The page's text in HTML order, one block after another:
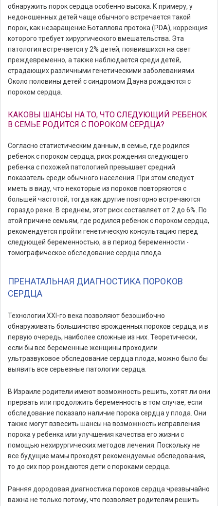
обнаружить порок сердца особенно высока. К примеру, у
недоношенных детей чаще обычного встречается такой
порок, как незаращение Боталлова протока (PDA), коррекция
которого требует хирургического вмешательства. Эта
патология встречается у 2% детей, появившихся на свет
преждевременно, а также наблюдается среди детей,
страдающих различными генетическими заболеваниями.
Около половины детей с синдромом Дауна рождаются с
пороком сердца.
КАКОВЫ ШАНСЫ НА ТО, ЧТО СЛЕДУЮЩИЙ РЕБЕНОК
В СЕМЬЕ РОДИТСЯ С ПОРОКОМ СЕРДЦА?
Согласно статистическим данным, в семье, где родился
ребенок с пороком сердца, риск рождения следующего
ребенка с похожей патологией превышает средний
показатель среди обычного населения. При этом следует
иметь в виду, что некоторые из пороков повторяются с
большей частотой, тогда как другие повторно встречаются
гораздо реже. В среднем, этот риск составляет от 2 до 6%. По
этой причине семьям, где родился ребенок с пороком сердца,
рекомендуется пройти генетическую консультацию перед
следующей беременностью, а в период беременности -
томографическое обследование сердца плода.
ПРЕНАТАЛЬНАЯ ДИАГНОСТИКА ПОРОКОВ
СЕРДЦА
Технологии ХХI-го века позволяют безошибочно
обнаруживать большинство врожденных пороков сердца, и в
первую очередь, наиболее сложные из них. Теоретически,
если бы все беременные женщины проходили
ультразвуковое обследование сердца плода, можно было бы
выявить все серьезные патологии сердца.
В Израиле родители имеют возможность решить, хотят ли они
прервать или продолжить беременность в том случае, если
обследование показало наличие порока сердца у плода. Они
также могут взвесить шансы на возможность исправления
порока у ребенка или улучшения качества его жизни с
помощью нехирургических методов лечения. Поскольку не
все будущие мамы проходят рекомендуемые обследования,
то до сих пор рождаются дети с пороками сердца.
Ранняя дородовая диагностика пороков сердца чрезвычайно
важна не только потому, что позволяет родителям решить